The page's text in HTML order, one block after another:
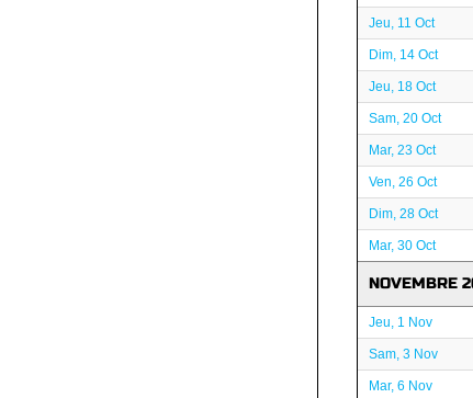
Jeu, 11 Oct
Dim, 14 Oct
Jeu, 18 Oct
Sam, 20 Oct
Mar, 23 Oct
Ven, 26 Oct
Dim, 28 Oct
Mar, 30 Oct
NOVEMBRE
Jeu, 1 Nov
Sam, 3 Nov
Mar, 6 Nov